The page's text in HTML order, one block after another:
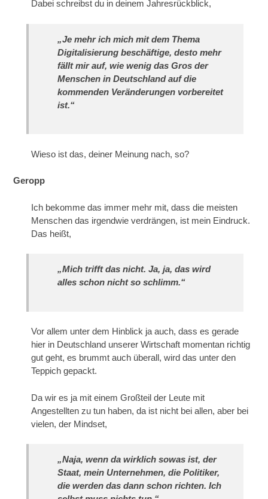
Dabei schreibst du in deinem Jahresrückblick,
„Je mehr ich mich mit dem Thema
Digitalisierung beschäftige, desto mehr
fällt mir auf, wie wenig das Gros der
Menschen in Deutschland auf die
kommenden Veränderungen vorbereitet
ist.“
Wieso ist das, deiner Meinung nach, so?
Geropp
Ich bekomme das immer mehr mit, dass die meisten
Menschen das irgendwie verdrängen, ist mein Eindruck.
Das heißt,
„Mich trifft das nicht. Ja, ja, das wird
alles schon nicht so schlimm.“
Vor allem unter dem Hinblick ja auch, dass es gerade
hier in Deutschland unserer Wirtschaft momentan richtig
gut geht, es brummt auch überall, wird das unter den
Teppich gepackt.
Da wir es ja mit einem Großteil der Leute mit
Angestellten zu tun haben, da ist nicht bei allen, aber bei
vielen, der Mindset,
„Naja, wenn da wirklich sowas ist, der
Staat, mein Unternehmen, die Politiker,
die werden das dann schon richten. Ich